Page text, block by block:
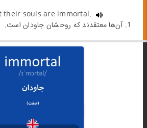
their souls are immortal.
1. آن‌ها معتقدند که روحشان جاودان است.